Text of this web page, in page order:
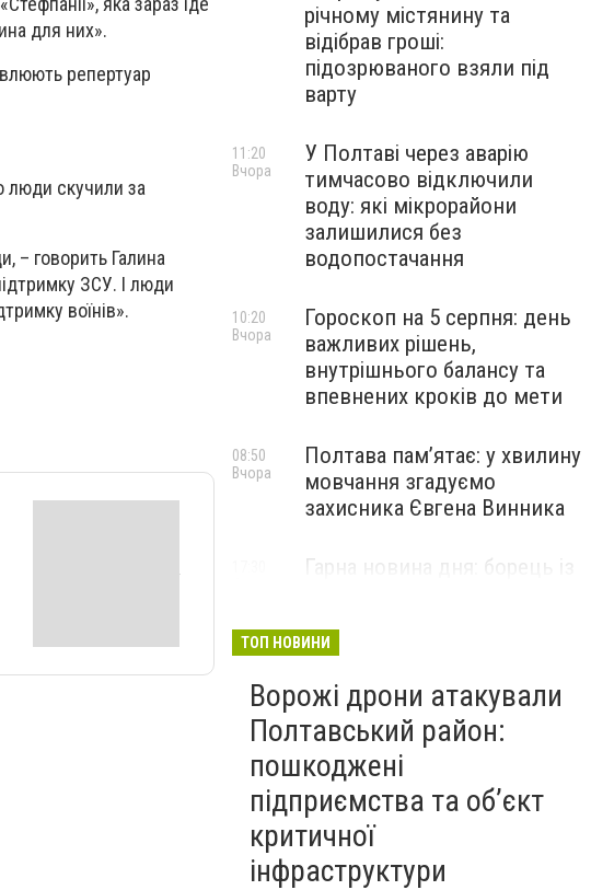
для них».
репертуар
люди скучили за
– говорить Галина
ЗСУ. І люди
воїнів».
річному містянину та
відібрав гроші:
підозрюваного взяли під
варту
У Полтаві через аварію
тимчасово відключили
воду: які мікрорайони
залишилися без
водопостачання
11:20
Вчора
Гороскоп на 5 серпня: день
важливих рішень,
внутрішнього балансу та
впевнених кроків до мети
10:20
Вчора
Полтава пам’ятає: у хвилину
мовчання згадуємо
захисника Євгена Винника
08:50
Вчора
Гарна новина дня: борець із
міжнародного турніру в
ТОП НОВИНИ
Ворожі дрони атакували
Полтавський район:
пошкоджені
підприємства та об’єкт
критичної
інфраструктури